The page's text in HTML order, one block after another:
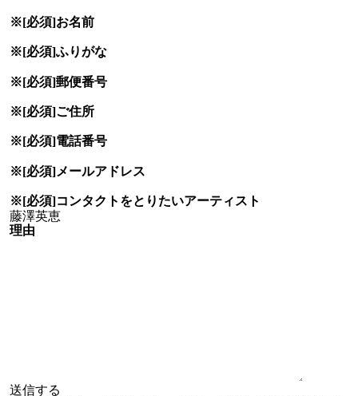
※[必須]お名前
※[必須]ふりがな
※[必須]郵便番号
※[必須]ご住所
※[必須]電話番号
※[必須]メールアドレス
※[必須]コンタクトをとりたいアーティスト
理由